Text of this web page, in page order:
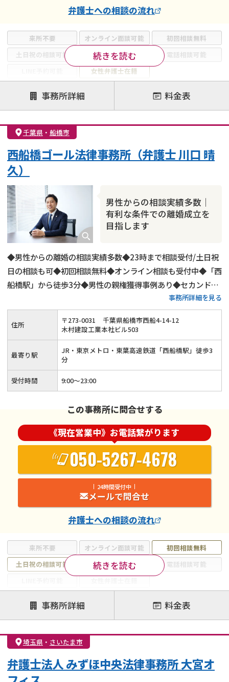
来所不要 オンライン面談可能
初回相談無料
土日祝の相談可能
19時以降電話可能
電話相談可能
女性弁護士在籍
注力案件
離婚前相談
離婚調停
離婚裁判
親権・面会交流権
DV
モラハラ
不貞・不倫慰謝料請求
財産分与
内縁の夫婦 熟年離婚
続きを読む
弁護士への相談の流れ
事務所詳細 料金表
千葉県 ・ 船橋市
男性からの相談実績多数｜
有利な条件での離婚成立を
目指します
西船橋ゴール法律事務所（弁護士 川口 晴
久）
◆男性からの離婚の相談実績多数◆23時まで相談受付/土日祝
日の相談も可◆初回相談無料◆オンライン相談も受付中◆「西
船橋駅」から徒歩3分◆男性の親権獲得事例あり◆セカンドオ
ピニオンとしての活用もOK◆依頼者様に合わせた解決策をご
提案
事務所詳細を見る
来所不要 オンライン面談可能
初回相談無料
土日祝の相談可能
19時以降電話可能
電話相談可能
注力案件
離婚前相談
離婚調停
離婚裁判
親権・面会交流権
DV
モラハラ
不貞・不倫慰謝料請求
財産分与
内縁の夫婦 熟年離婚
続きを読む
住所 〒273-0031
千葉県船橋市西船4-14-12
木村建設工業本社ビル503
最寄り駅
JR・東京メトロ・東葉高速鉄道「西船橋駅」徒歩3
分
受付時間 9:00～23:00
この事務所に問合せする
《現在営業中》お電話繋がります
050-5267-4678
24時間受付中
メールで問合せ
弁護士への相談の流れ
事務所詳細 料金表
埼玉県 ・ さいたま市
弁護士法人 みずほ中央法律事務所 大宮オ